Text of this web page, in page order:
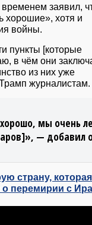
заявил,
хорошие», хотя и
войны.
пункты [которые
в чём они
из них уже
журналистам.
мы очень
— добавил
страну, которая
перемирии с